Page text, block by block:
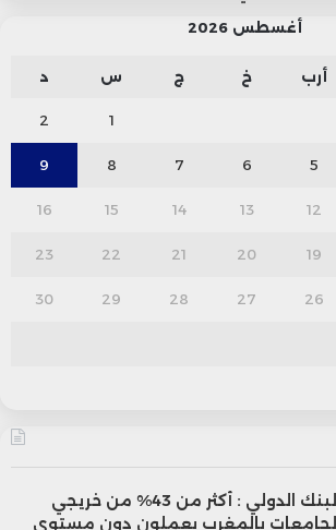
أغسطس 2026
أرب خ ج س د
1
2
5
6
7
8
9
12
13
14
15
16
19
20
21
22
23
26
27
28
29
30
البنك الدولي : أكثر من 43% من خريجي
الجامعات بالمغرب يعملون دون مستوى